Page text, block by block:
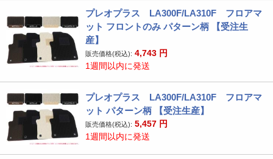
プレオプラス LA300F/LA310F フロアマ
ット フロントのみ パターン柄 【受注生
産】
販売価格(税込): 4,743 円
1週間以内に発送
プレオプラス LA300F/LA310F フロアマ
ット パターン柄 【受注生産】
販売価格(税込): 5,457 円
1週間以内に発送